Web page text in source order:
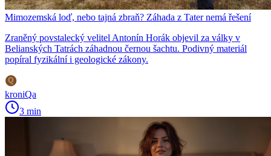
Mimozemská loď, nebo tajná zbraň? Záhada z Tater nemá řešení
Zraněný povstalecký velitel Antonín Horák objevil za války v
Belianských Tatrách záhadnou černou šachtu. Podivný materiál
popíral fyzikální i geologické zákony.
kroniQa
3 min